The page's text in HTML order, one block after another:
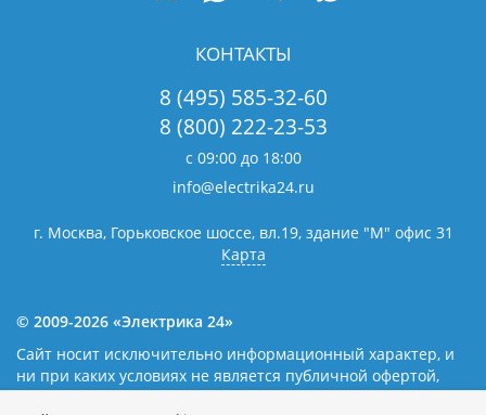
КОНТАКТЫ
8 (495) 585-32-60
8 (800) 222-23-53
с 09:00 до 18:00
info@electrika24.ru
г. Москва, Горьковское шоссе, вл.19, здание "М" офис 31
Карта
© 2009-2026 «Электрика 24»
Сайт носит исключительно информационный характер, и
ни при каких условиях не является публичной офертой,
определяемой положениями статьи 437(2) Гражданского